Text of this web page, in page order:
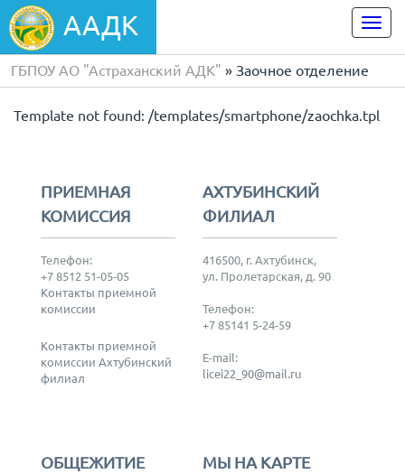
ААДК
ГБПОУ АО "Астраханский АДК" » Заочное отделение
Template not found: /templates/smartphone/zaochka.tpl
ПРИЕМНАЯ
КОМИССИЯ
Телефон:
+7 8512 51-05-05
Контакты приемной
комиссии
Контакты приемной
комиссии Ахтубинский
филиал
АХТУБИНСКИЙ
ФИЛИАЛ
416500, г. Ахтубинск,
ул. Пролетарская, д. 90
Телефон:
+7 85141 5-24-59
E-mail:
licei22_90@mail.ru
ОБЩЕЖИТИЕ МЫ НА КАРТЕ